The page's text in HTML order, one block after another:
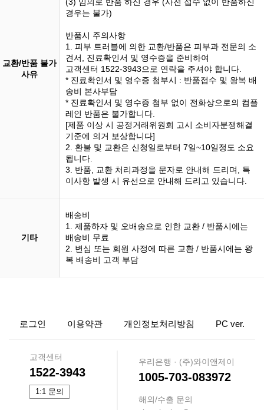
교환/반품 불가
사유
(3) 임의로 반품 하신 경우 (사전 접수 없이 반품하신
경우는 불가)
반품시 주의사항
1. 피부 트러블에 의한 교환/반품은 피부과 전문의 소
견서, 진료확인서 및 영수증을 준비하여
고객센터 1522-3943으로 연락을 주셔야 합니다.
* 진료확인서 및 영수증 첨부시 : 반품접수 및 왕복 배
송비 본사부담
* 진료확인서 및 영수증 첨부 없이 전화상으로의 컴플
레인 반품은 불가합니다.
[제품 이상 시 공정거래위원회 고시 소비자분쟁해결
기준에 의거 보상합니다]
2. 환불 및 교환은 신청일로부터 7일~10일정도 소요
됩니다.
3. 반품, 교환 처리과정을 문자로 안내해 드리며, 특
이사항 발생 시 유선으로 안내해 드리고 있습니다.
기타
배송비
1. 제품하자 및 오배송으로 인한 교환 / 반품시에는
배송비 무료
2. 변심 또는 회원 사정에 따른 교환 / 반품시에는 왕
복 배송비 고객 부담
로그인 이용약관 개인정보처리방침 PC ver.
고객센터
1522-3943
1:1 문의
우리은행 · (주)와이앤제이
1005-703-083972
해외/수출 문의